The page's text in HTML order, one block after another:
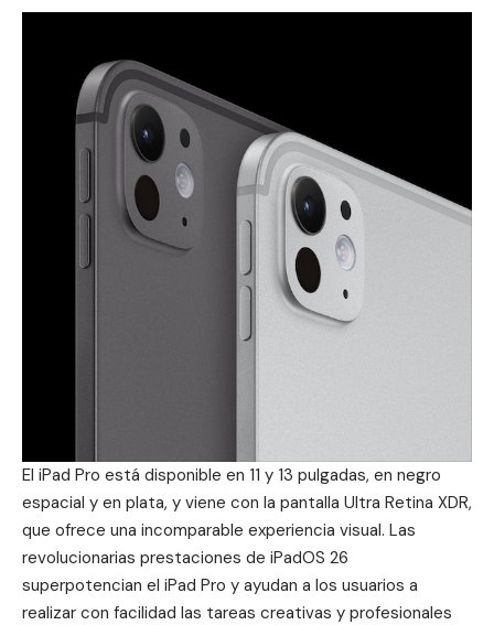
El iPad Pro está disponible en 11 y 13 pulgadas, en negro
espacial y en plata, y viene con la pantalla Ultra Retina XDR,
que ofrece una incomparable experiencia visual. Las
revolucionarias prestaciones de iPadOS 26
superpotencian el iPad Pro y ayudan a los usuarios a
realizar con facilidad las tareas creativas y profesionales